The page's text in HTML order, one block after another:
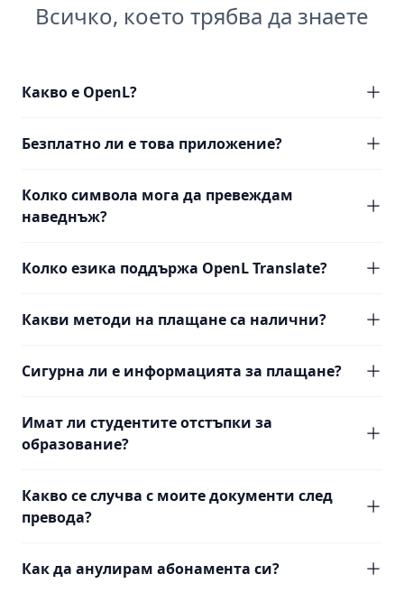
Всичко, което трябва да знаете
Какво е OpenL?
Безплатно ли е това приложение?
Колко символа мога да превеждам
наведнъж?
Колко езика поддържа OpenL Translate?
Какви методи на плащане са налични?
Сигурна ли е информацията за плащане?
Имат ли студентите отстъпки за
образование?
Какво се случва с моите документи след
превода?
Как да анулирам абонамента си?